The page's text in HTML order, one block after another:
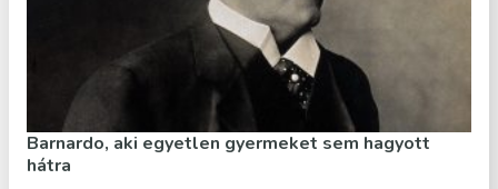
Barnardo, aki egyetlen gyermeket sem hagyott
hátra